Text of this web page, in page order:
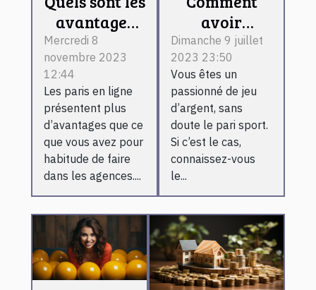
avantages
d’un pari
sportif en
ligne ?
Mercredi 8
novembre 2023
12:44
Les paris en ligne
présentent plus
d’avantages que ce
que vous avez pour
habitude de faire
dans les agences....
avoir
l’application
1xbet sur son
téléphone
Android ?
Dimanche 9 juillet
2023 23:50
Vous êtes un
passionné de jeu
d’argent, sans
doute le pari sport.
Si c’est le cas,
connaissez-vous
le...